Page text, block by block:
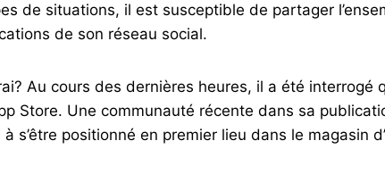
de situations, il est susceptible de partager
de son réseau social.
Au cours des dernières heures, il a été interrogé
Store. Une communauté récente dans sa
s’être positionné en premier lieu dans le magasin